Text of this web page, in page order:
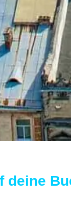
deine